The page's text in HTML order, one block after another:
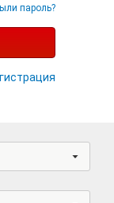
пароль?